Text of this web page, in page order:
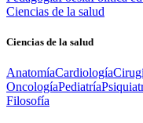
Ciencias de la salud
Ciencias de la salud
AnatomíaCardiología
OncologíaPediatría
Filosofía